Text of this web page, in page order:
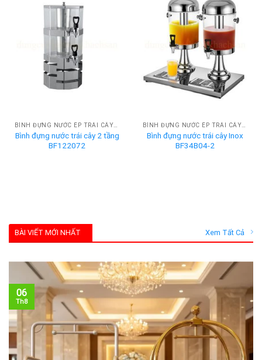
Bình đựng nước trái cây 2 tầng
BF122072
Bình đựng nước trái cây Inox
BF34B04-2
BÀI VIẾT MỚI NHẤT Xem Tất Cả
06
Th8